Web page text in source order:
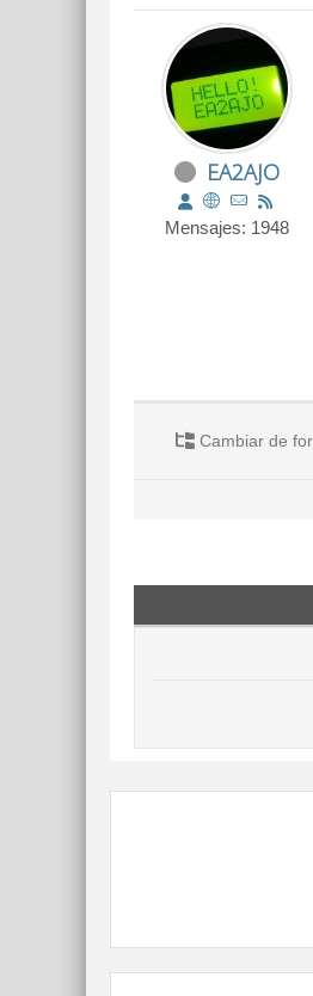
EA2AJO
Mensajes: 1948
Cambiar de